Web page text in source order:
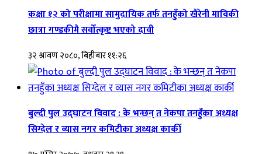
कक्षा १२ को परीक्षामा सामुदायिक तर्फ तनहुँको खैरेनी माविकी
छात्रा गण्डकीमै सर्वोत्कृष्ट भएको दावी
३२ श्रावण २०८०, बिहीबार ११:२६
बुल्दी पुल उद्घाटन विवाद : के भन्छन् त नेकपा तनहुँका अध्यक्ष
सिग्देल र व्यास नगर कमिटीका अध्यक्ष कार्की